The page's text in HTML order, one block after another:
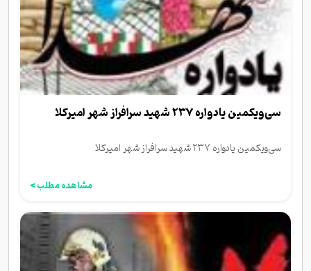
سی‌ویکمین یادواره ۲۳۷ شهید سرافراز شهر امیرکلا
سی‌ویکمین یادواره ۲۳۷ شهید سرافراز شهر امیرکلا
مشاهده مطلب >